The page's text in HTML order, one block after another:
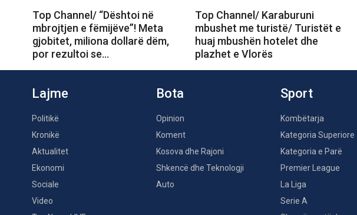
Top Channel/ “Dështoi në
mbrojtjen e fëmijëve”! Meta
gjobitet, miliona dollarë dëm,
por rezultoi se…
Top Channel/ Karaburuni
mbushet me turistë/ Turistët e
huaj mbushën hotelet dhe
plazhet e Vlorës
Lajme
Politikë
Kronikë
Aktualitet
Ekonomi
Sociale
Video
Bota
Opinion
Koment
Kosova dhe Rajoni
Shkencë dhe Teknologji
Auto
Sport
Kombëtarja
Kategoria Superiore
Kategoria e Parë
Premier League
La Liga
Serie A